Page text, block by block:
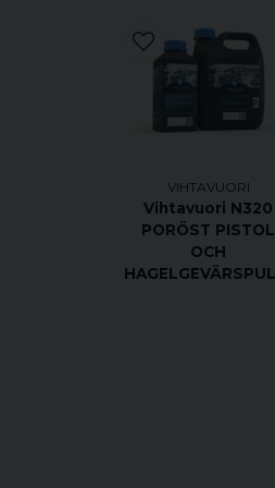
VIHTAVUORI
Vihtavuori N320
PORÖST PISTOL
OCH